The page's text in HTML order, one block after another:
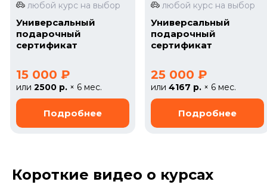
любой курс на выбор
Универсальный
подарочный
сертификат
15 000 ₽
или2500 р. × 6 мес.
любой курс на выбор
Универсальный
подарочный
сертификат
25 000 ₽
или4167 р. × 6 мес.
Короткие видео о курсах